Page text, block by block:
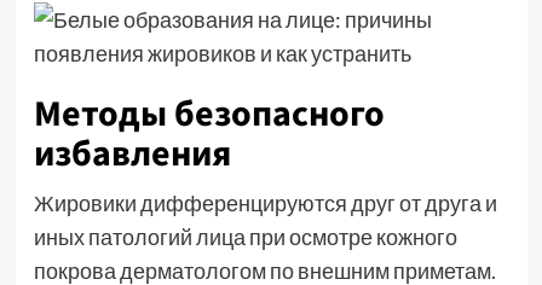
Методы безопасного
избавления
Жировики дифференцируются друг от друга и
иных патологий лица при осмотре кожного
покрова дерматологом по внешним приметам.